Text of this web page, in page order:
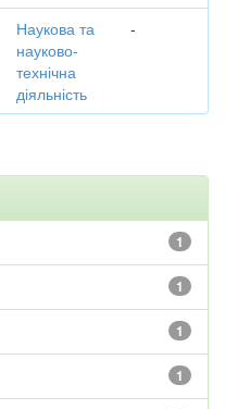
Наукова та
науково-
технічна
діяльність
-
1
1
1
1